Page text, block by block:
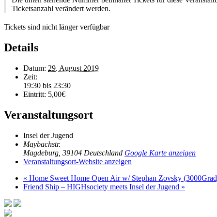
Ticketsanzahl verändert werden.
Tickets sind nicht länger verfügbar
Details
Datum: 29. August 2019
Zeit:
19:30 bis 23:30
Eintritt: 5,00€
Veranstaltungsort
Insel der Jugend
Maybachstr.
Magdeburg 39104 Deutschland Google Karte anzeigen
Veranstaltungsort-Website anzeigen
« Home Sweet Home Open Air w/ Stephan Zovsky
Friend Ship – HIGHsociety meets Insel der Jugend »